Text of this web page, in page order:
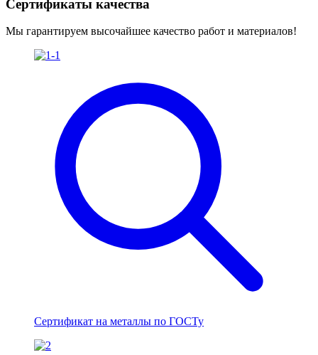
Сертификаты качества
Мы гарантируем высочайшее качество работ и материалов!
Сертификат на металлы по ГОСТу